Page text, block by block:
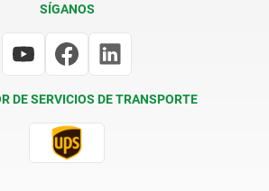
SÍGANOS
DE SERVICIOS DE TRANSPORTE